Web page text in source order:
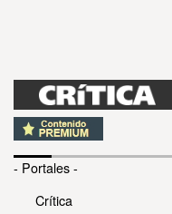
- Portales -
Crítica